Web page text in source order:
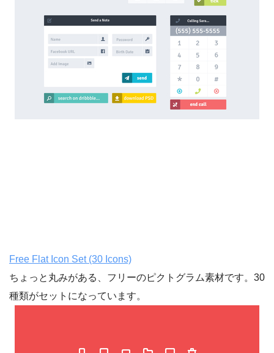
Free Flat Icon Set (30 Icons)
ちょっと丸みがある、フリーのピクトグラム素材です。30
種類がセットになっています。